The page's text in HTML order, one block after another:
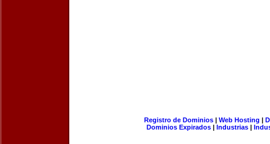
Registro de Dominios| Web Hosting |
Dominios Expirados | Industrias |